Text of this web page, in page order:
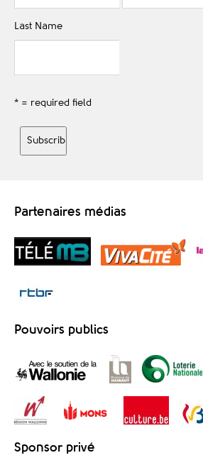
Last Name
* = required field
Partenaires médias
Pouvoirs publics
Sponsor privé